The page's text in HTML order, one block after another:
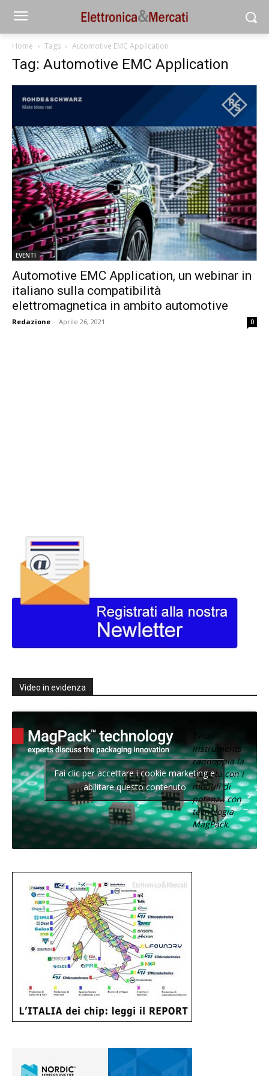
Home Tags Automotive EMC Application
Tag: Automotive EMC Application
EVENTI
Automotive EMC Application, un webinar in
italiano sulla compatibilità
elettromagnetica in ambito automotive
Redazione - Aprile 26, 2021 0
Video in evidenza
Texas
Instruments
raddoppia la
densità con i
moduli di
potenza con
tecnologia
MagPack.
Fai clic per accettare i cookie marketing e
abilitare questo contenuto